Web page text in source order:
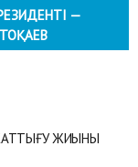
—
ЖИЫНЫ